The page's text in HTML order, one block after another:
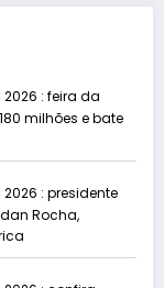
2026 : feira da
milhões e bate
: presidente
Rocha,